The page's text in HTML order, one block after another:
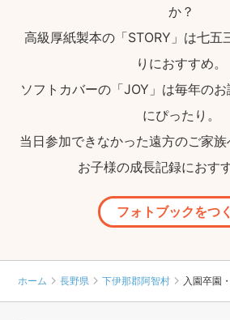
か？
高級厚紙製本の「STORY」は七五
りにおすすめ。
ソフトカバーの「JOY」は毎年の
にぴったり。
当日参加できなかった遠方のご家族
お子様の成長記録におす
フォトブックをつ
ホーム 長野県 下伊那郡阿智村 入園卒園